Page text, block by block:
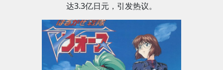
达3.3亿日元，引发热议。